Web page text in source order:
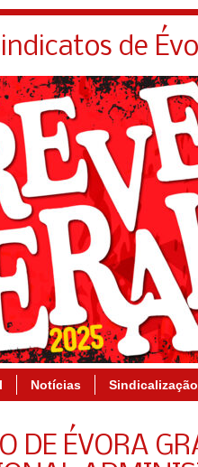
de
Notícias Sindicalização
DE ÉVORA